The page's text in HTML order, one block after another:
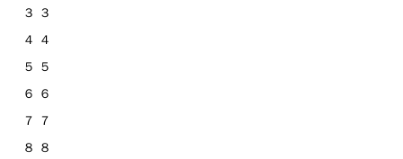
３ ３
４ ４
５ ５
６ ６
７ ７
８ ８